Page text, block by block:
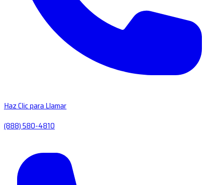
Haz Clic para Llamar
(888) 580-4810